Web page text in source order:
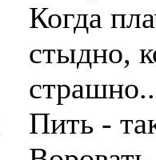
Когда
стыдно,
Пить -